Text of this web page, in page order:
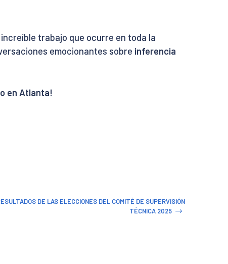
trabajo que ocurre en toda la
emocionantes sobre inferencia
en Atlanta!
DE LAS ELECCIONES DEL COMITÉ DE SUPERVISIÓN
TÉCNICA 2025